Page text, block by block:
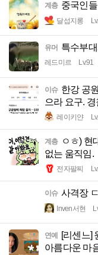
계층 중국인
달섭지롱
유머 특수부
레드미르 Lv.91
이슈 한강 공
으라 요구.
레이키얀
계층
ㅇㅎ) 현
없는 움직임.
전자팔찌
이슈 사격장
Inven서현
연예
[리센느]
아름다운 마